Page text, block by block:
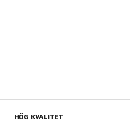
HÖG KVALITET